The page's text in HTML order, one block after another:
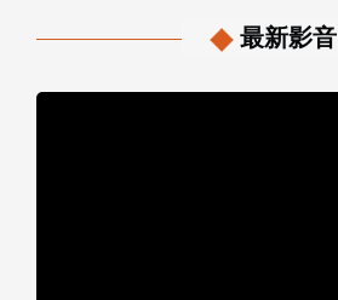
最新影音